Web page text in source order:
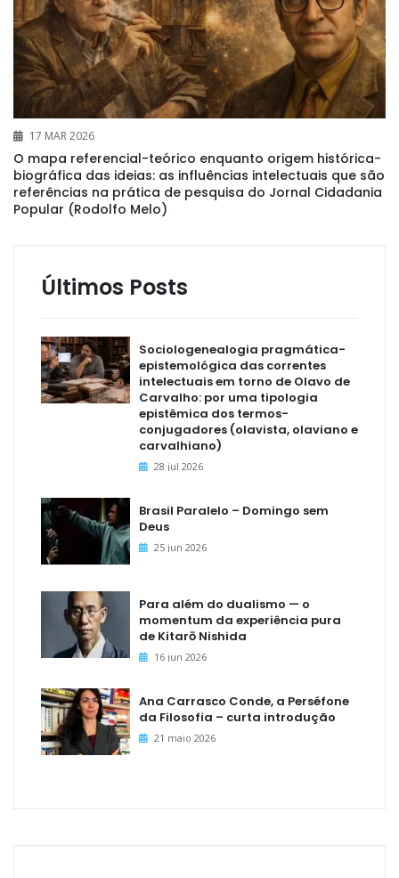
17 MAR 2026
O mapa referencial-teórico enquanto origem histórica-
biográfica das ideias: as influências intelectuais que são
referências na prática de pesquisa do Jornal Cidadania
Popular (Rodolfo Melo)
Últimos Posts
Sociologenealogia pragmática-
epistemológica das correntes
intelectuais em torno de Olavo de
Carvalho: por uma tipologia
epistêmica dos termos-
conjugadores (olavista, olaviano e
carvalhiano)
28 jul 2026
Brasil Paralelo – Domingo sem
Deus
25 jun 2026
Para além do dualismo — o
momentum da experiência pura
de Kitarō Nishida
16 jun 2026
Ana Carrasco Conde, a Perséfone
da Filosofia – curta introdução
21 maio 2026